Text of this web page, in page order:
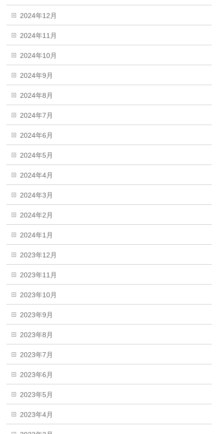
2024年12月
2024年11月
2024年10月
2024年9月
2024年8月
2024年7月
2024年6月
2024年5月
2024年4月
2024年3月
2024年2月
2024年1月
2023年12月
2023年11月
2023年10月
2023年9月
2023年8月
2023年7月
2023年6月
2023年5月
2023年4月